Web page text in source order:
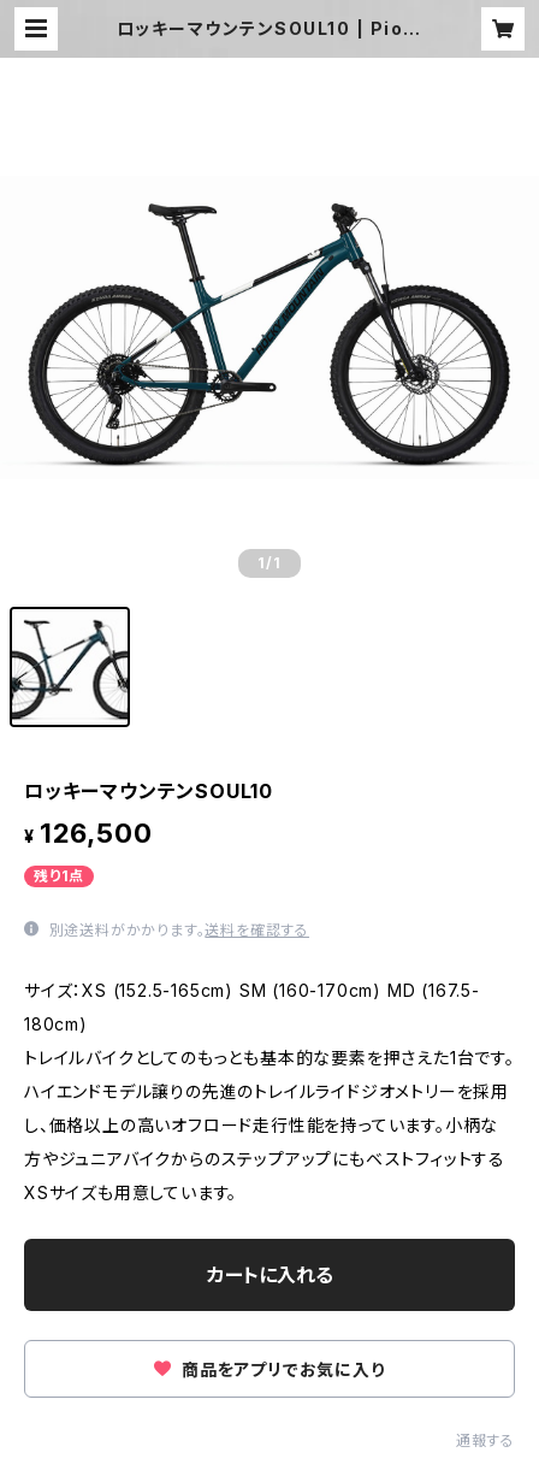
ロッキーマウンテンSOUL10 | Pio S
1 /1
ロッキーマウンテンSOUL10
¥ 126,500
残り1点
別途送料がかかります。送料を確認する
サイズ：XS (152.5-165cm) SM (160-170cm) MD (167.5-
180cm)
トレイルバイクとしてのもっとも基本的な要素を押さえた1台です。
ハイエンドモデル譲りの先進のトレイルライドジオメトリーを採用
し、価格以上の高いオフロード走行性能を持っています。小柄な
方やジュニアバイクからのステップアップにもベストフィットする
XSサイズも用意しています。
カートに入れる
商品をアプリでお気に入り
通報する